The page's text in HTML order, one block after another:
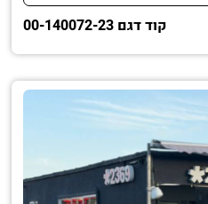
קוד דגם 00-140072-23